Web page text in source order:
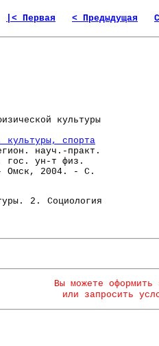
|< Первая < Предыдущая
культуры
культуры, спорта
науч.-практ.
гос. ун-т физ.
- Омск, 2004. - С.
2. Социология
Вы можете оформить
или запросить